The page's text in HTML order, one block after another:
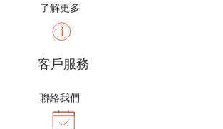
了解更多
客戶服務
聯絡我們